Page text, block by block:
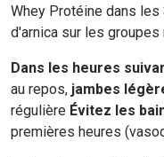
Whey Protéine dans les
d'arnica sur les
Dans les heures
au repos, jambes
régulière Évitez les
premières heures